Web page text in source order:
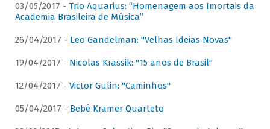
03/05/2017 - Trio Aquarius: “Homenagem aos Imortais da
Academia Brasileira de Música”
26/04/2017 - Leo Gandelman: "Velhas Ideias Novas"
19/04/2017 - Nicolas Krassik: "15 anos de Brasil"
12/04/2017 - Victor Gulin: "Caminhos"
05/04/2017 - Bebê Kramer Quarteto